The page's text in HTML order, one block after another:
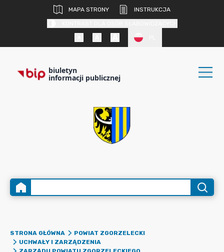
MAPA STRONY
INSTRUKCJA
biuletyn
informacji publicznej
STRONA GŁÓWNA
POWIAT ZGORZELECKI
UCHWAŁY I ZARZĄDZENIA